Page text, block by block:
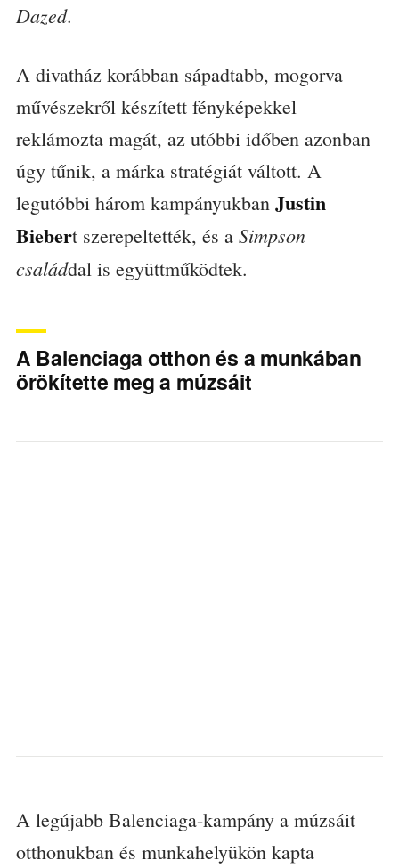
Dazed.
A divatház korábban sápadtabb, mogorva
művészekről készített fényképekkel
reklámozta magát, az utóbbi időben azonban
úgy tűnik, a márka stratégiát váltott. A
legutóbbi három kampányukban Justin
Biebert szerepeltették, és a Simpson
családdal is együttműködtek.
A Balenciaga otthon és a munkában
örökítette meg a múzsáit
A legújabb Balenciaga-kampány a múzsáit
otthonukban és munkahelyükön kapta